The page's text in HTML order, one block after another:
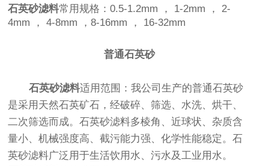
石英砂滤料常用规格：0.5-1.2mm ， 1-2mm ， 2-
4mm ， 4-8mm ，8-16mm ， 16-32mm
普通石英砂
石英砂滤料适用范围：我公司生产的普通石英砂
是采用天然石英矿石，经破碎、筛选、水洗、烘干、
二次筛选而成。石英砂滤料多棱角、近球状、杂质含
量小、机械强度高、截污能力强、化学性能稳定。石
英砂滤料广泛用于生活饮用水、污水及工业用水。